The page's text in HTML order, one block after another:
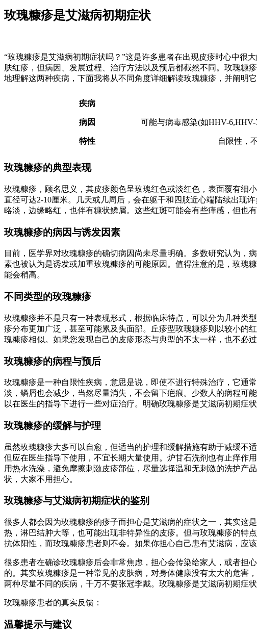
玫瑰糠疹是艾滋病初期症状
“玫瑰糠疹是艾滋病初期症状吗？”这是许多患者在出现皮疹时心中很
肤红疹，但病因、发展过程、治疗方法以及预后都截然不同。玫瑰糠
地理解这两种疾病，下面我将从不同角度详细解读玫瑰糠疹，并阐明它
疾病
病因 可能与病毒感染(如HHV-
特性 自限性，
玫瑰糠疹的典型表现
玫瑰糠疹，顾名思义，其皮疹颜色呈玫瑰红色或淡红色，表面覆有细
直径可达2-10厘米。几天或几周后，会在躯干和四肢近心端陆续出现
略淡，边缘略红，也伴有糠状鳞屑。这些红斑可能会有些痒感，但也有
玫瑰糠疹的病因与诱发因素
目前，医学界对玫瑰糠疹的确切病因尚未尽量明确。多数研究认为，
素也被认为是诱发或加重玫瑰糠疹的可能原因。值得注意的是，玫瑰
能会稍高。
不同类型的玫瑰糠疹
玫瑰糠疹并不是只有一种表现形式，根据临床特点，可以分为几种类
疹分布更加广泛，甚至可能累及头面部。丘疹型玫瑰糠疹则以较小的
瑰糠疹相似。如果您发现自己的皮疹形态与典型的不太一样，也不必
玫瑰糠疹的病程与预后
玫瑰糠疹是一种自限性疾病，意思是说，即使不进行特殊治疗，它通
淡，鳞屑也会减少，当然尽量消失，不会留下疤痕。少数人的病程可
以在医生的指导下进行一些对症治疗。明确玫瑰糠疹是艾滋病初期症
玫瑰糠疹的缓解与护理
虽然玫瑰糠疹大多可以自愈，但适当的护理和缓解措施有助于减缓不
但应在医生指导下使用，不宜长期大量使用。炉甘石洗剂也有止痒作
用热水洗澡，避免摩擦刺激皮疹部位，尽量选择温和无刺激的洗护产
状，大家不用担心。
玫瑰糠疹与艾滋病初期症状的鉴别
很多人都会因为玫瑰糠疹的疹子而担心是艾滋病的症状之一，其实这
热，淋巴结肿大等，也可能出现非特异性的皮疹。但与玫瑰糠疹的特
抗体阳性，而玫瑰糠疹患者则不会。如果你担心自己患有艾滋病，应
很多患者在确诊玫瑰糠疹后会非常焦虑，担心会传染给家人，或者担
的。其实玫瑰糠疹是一种常见的皮肤病，对身体健康没有太大的危害
两种尽量不同的疾病，千万不要张冠李戴。玫瑰糠疹是艾滋病初期症状
玫瑰糠疹患者的真实反馈：
温馨提示与建议